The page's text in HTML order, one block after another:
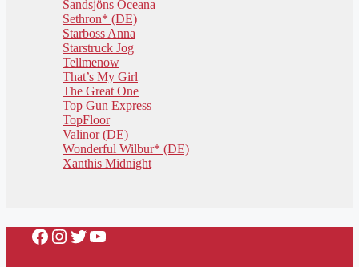
Sandsjöns Oceana
Sethron* (DE)
Starboss Anna
Starstruck Jog
Tellmenow
That’s My Girl
The Great One
Top Gun Express
TopFloor
Valinor (DE)
Wonderful Wilbur* (DE)
Xanthis Midnight
Facebook
Instagram
Twitter
YouTube